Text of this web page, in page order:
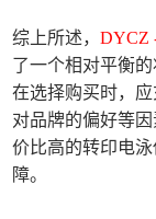
综上所述，DYCZ
了一个相对平衡
在选择购买时，
对品牌的偏好等
价比高的转印电
障。